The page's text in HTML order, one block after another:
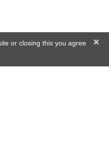
×
or closing this you agree